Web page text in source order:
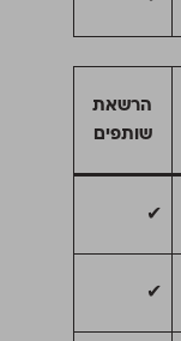
הרשאת
שותפים
✔
✔